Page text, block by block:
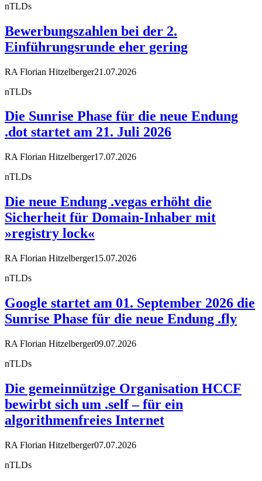
nTLDs
Bewerbungszahlen bei der 2.
Einführungsrunde eher gering
RA Florian Hitzelberger21.07.2026
nTLDs
Die Sunrise Phase für die neue Endung
.dot startet am 21. Juli 2026
RA Florian Hitzelberger17.07.2026
nTLDs
Die neue Endung .vegas erhöht die
Sicherheit für Domain-Inhaber mit
»registry lock«
RA Florian Hitzelberger15.07.2026
nTLDs
Google startet am 01. September 2026 die
Sunrise Phase für die neue Endung .fly
RA Florian Hitzelberger09.07.2026
nTLDs
Die gemeinnützige Organisation HCCF
bewirbt sich um .self – für ein
algorithmenfreies Internet
RA Florian Hitzelberger07.07.2026
nTLDs